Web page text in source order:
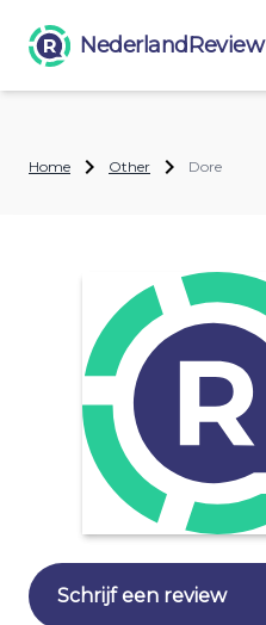
NederlandReview
Home Other Dore
Schrijf een review